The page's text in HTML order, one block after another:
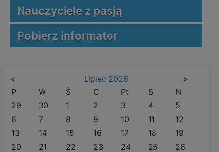
Nauczyciele z pasją
Pobierz informator
< Lipiec 2026
>
P
W Ś C Pt S
N
29
30 1 2 3 4
5
6
7 8 9 10 11
12
13
14 15 16 17 18
19
20
21 22 23 24 25
26